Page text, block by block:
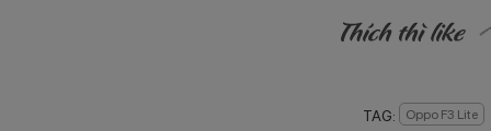
TAG: Oppo F3 Lite